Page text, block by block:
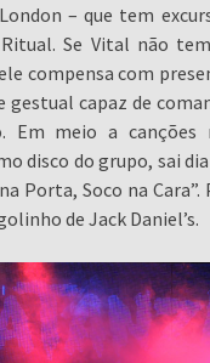
– que tem
Se Vital não
compensa com
capaz de
Em meio a canções
disco do grupo, sai
Porta, Soco na
de Jack Daniel’s.